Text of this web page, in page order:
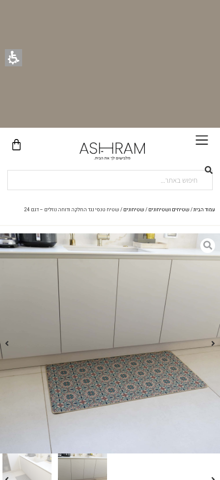
עמוד הבית/ שטיחים ושטיחונים / שטיחונים / שטיח טנסי נגד החלקה ודוחה נוזלים – דגם 24